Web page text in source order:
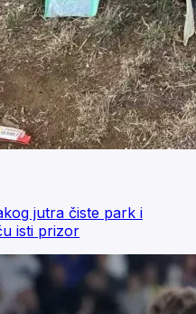
jutra čiste park i
isti prizor